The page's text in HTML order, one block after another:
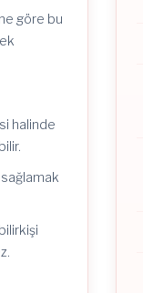
göre bu
halinde